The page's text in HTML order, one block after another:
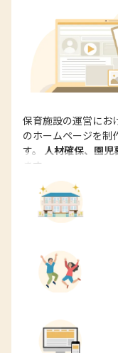
保育施設の運営にお
のホームページを制
す。
人材確保、園児
ます。